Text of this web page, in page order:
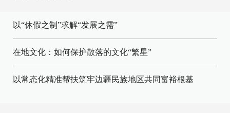
以“休假之制”求解“发展之需”
在地文化：如何保护散落的文化“繁星”
以常态化精准帮扶筑牢边疆民族地区共同富裕根基